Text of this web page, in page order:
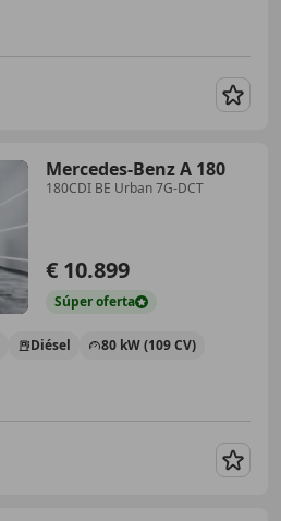
Mercedes-Benz A 180
180CDI BE Urban 7G-DCT
€ 10.899
Súperoferta
Diésel 80 kW (109 CV)